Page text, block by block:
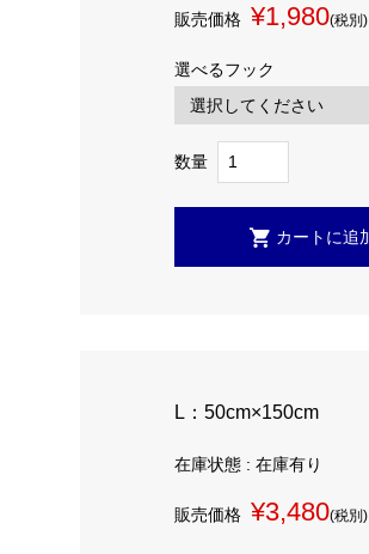
販売価格 ¥1,980(税別)
選べるフック
数量
L：50cm×150cm
在庫状態 : 在庫有り
販売価格 ¥3,480(税別)